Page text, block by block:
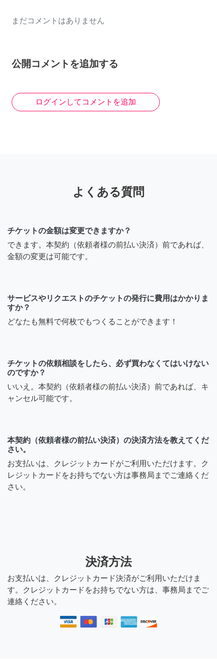
まだコメントはありません
公開コメントを追加する
ログインしてコメントを追加
よくある質問
チケットの金額は変更できますか？
できます。本契約（依頼者様の前払い決済）前であれば、
金額の変更は可能です。
サービスやリクエストのチケットの発行に費用はかかりま
すか？
どなたも無料で何枚でもつくることができます！
チケットの依頼相談をしたら、必ず買わなくてはいけない
のですか？
いいえ。本契約（依頼者様の前払い決済）前であれば、キ
ャンセル可能です。
本契約（依頼者様の前払い決済）の決済方法を教えてくだ
さい。
お支払いは、クレジットカードがご利用いただけます。ク
レジットカードをお持ちでない方は事務局までご連絡くだ
さい。
決済方法
お支払いは、クレジットカード決済がご利用いただけま
す。クレジットカードをお持ちでない方は、事務局までご
連絡ください。